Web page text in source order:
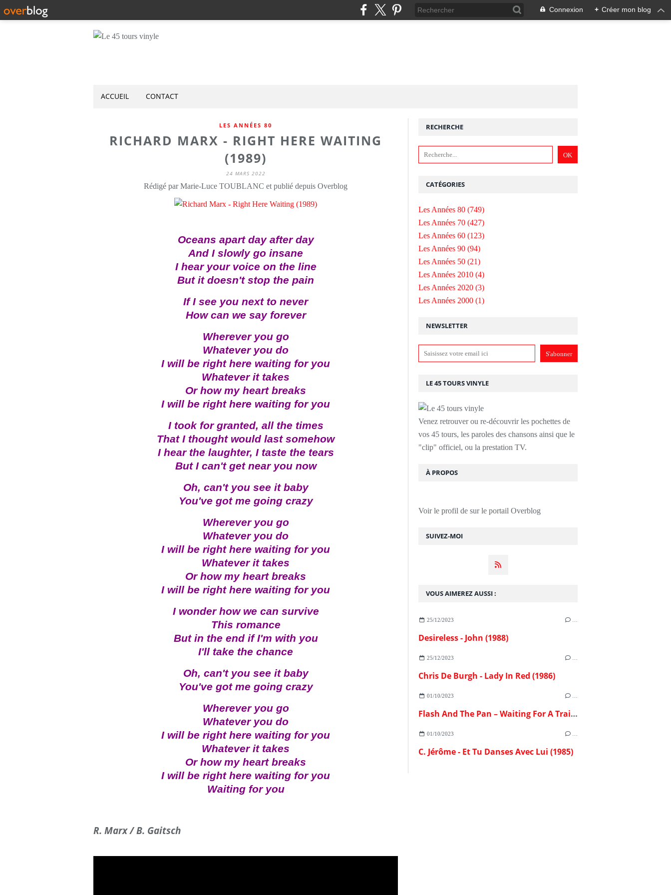
Connexion + Créer mon blog
ACCUEIL CONTACT
LES ANNÉES 80
RICHARD MARX - RIGHT HERE WAITING
(1989)
24 MARS 2022
Rédigé par Marie-Luce TOUBLANC et publié depuis Overblog
Oceans apart day after day
And I slowly go insane
I hear your voice on the line
But it doesn't stop the pain
If I see you next to never
How can we say forever
Wherever you go
Whatever you do
I will be right here waiting for you
Whatever it takes
Or how my heart breaks
I will be right here waiting for you
I took for granted, all the times
That I thought would last somehow
I hear the laughter, I taste the tears
But I can't get near you now
Oh, can't you see it baby
You've got me going crazy
Wherever you go
Whatever you do
I will be right here waiting for you
Whatever it takes
Or how my heart breaks
I will be right here waiting for you
I wonder how we can survive
This romance
But in the end if I'm with you
I'll take the chance
Oh, can't you see it baby
You've got me going crazy
Wherever you go
Whatever you do
I will be right here waiting for you
Whatever it takes
Or how my heart breaks
I will be right here waiting for you
Waiting for you
R. Marx / B. Gaitsch
NEWSLETTER
SUIVEZ-MOI
RECHERCHE
LE 45 TOURS VINYLE
Venez retrouver ou re-découvrir les pochettes de
vos 45 tours, les paroles des chansons ainsi que le
"clip" officiel, ou la prestation TV.
À PROPOS
Voir le profil de sur le portail Overblog
VOUS AIMEREZ AUSSI :
25/12/2023
Desireless - John (1988)
25/12/2023
Chris De Burgh - Lady In Red (1986)
01/10/2023
Flash And The Pan – Waiting For A Train (1982)
01/10/2023
C. Jérôme - Et Tu Danses Avec Lui (1985)
CATÉGORIES
Les Années 80 (749)
Les Années 70 (427)
Les Années 60 (123)
Les Années 90 (94)
Les Années 50 (21)
Les Années 2010 (4)
Les Années 2020 (3)
Les Années 2000 (1)